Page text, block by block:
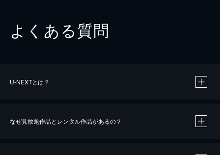
よくある質問
U-NEXTとは？
なぜ見放題作品とレンタル作品があるの？